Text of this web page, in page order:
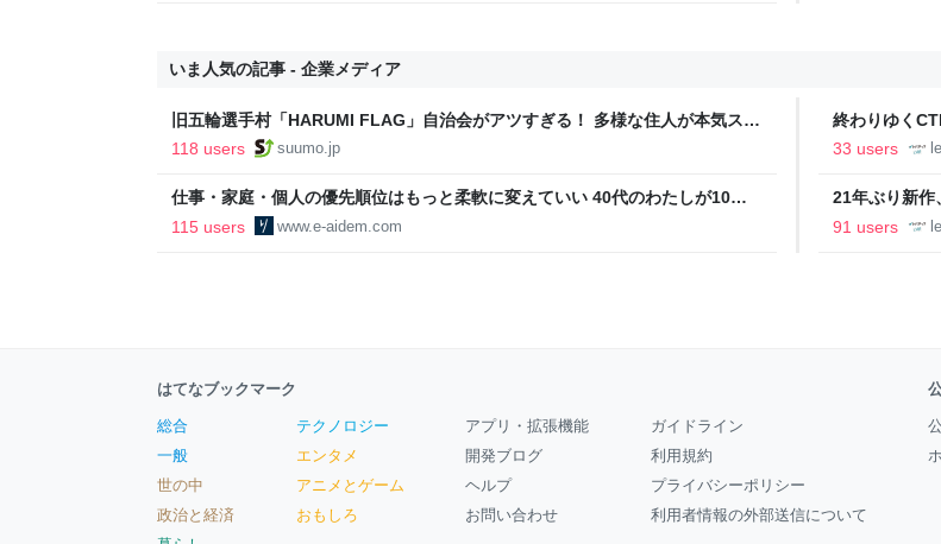
いま人気の記事 - 企業メディア
旧五輪選手村「HARUMI FLAG」自治会がアツすぎる！ 多様な住人が本気スキ
ルで挑む、盆踊り2万人集客や交通改善など“街の価値向上”戦略 東京・中央
118 users suumo.jp
終わりゆく
ること【フォ
33 users
仕事・家庭・個人の優先順位はもっと柔軟に変えていい 40代のわたしが10年
後の自分に伝えたいこと - りっすん by イーアイデム
115 users www.e-aidem.com
21年ぶり新作
ついて作者に
91 users
はてなブックマーク
総合
一般
世の中
政治と経済
テクノロジー
エンタメ
アニメとゲーム
おもしろ
アプリ・拡張機能
開発ブログ
ヘルプ
お問い合わせ
ガイドライン
利用規約
プライバシーポリシー
利用者情報の外部送信について